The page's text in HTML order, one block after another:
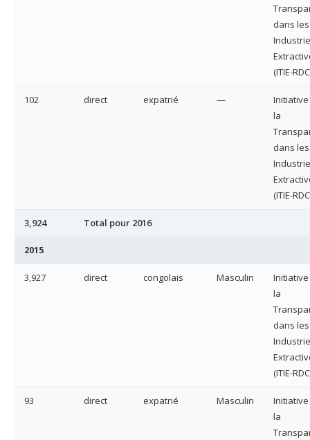
dans les
(ITIE-
102 direct expatrié —
la
dans les
(ITIE-
3,924 Total pour 2016
2015
3,927 direct congolais Masculin
la
dans les
(ITIE-
93 direct expatrié Masculin
la